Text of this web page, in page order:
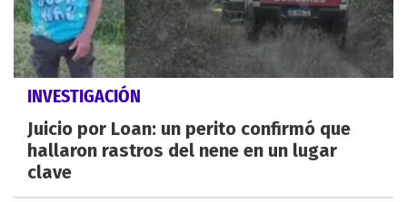
INVESTIGACIÓN
Juicio por Loan: un perito confirmó que
hallaron rastros del nene en un lugar
clave